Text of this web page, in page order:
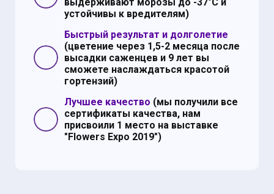
устойчивы к вредителям)
Быстрый результат и долголетие
(цветение через 1,5-2 месяца после
высадки саженцев и 9 лет вы
сможете наслаждаться красотой
гортензий)
Лучшее качество (мы получили все
сертификаты качества, нам
присвоили 1 место на выставке
"Flowers Expo 2019")